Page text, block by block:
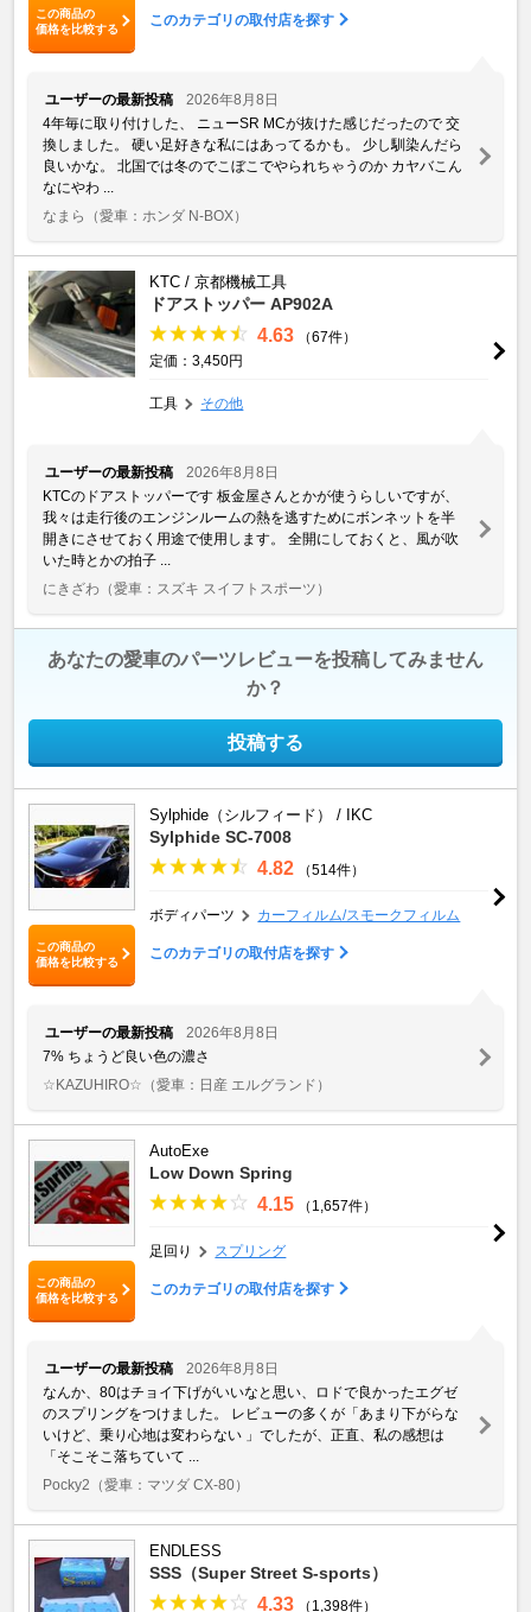
この商品の
価格を比較する
このカテゴリの取付店を探す
ユーザーの最新投稿
2026年8月8日
4年毎に取り付けした、 ニューSR MCが抜けた感じだったので 交
換しました。 硬い足好きな私にはあってるかも。 少し馴染んだら
良いかな。 北国では冬のでこぼこでやられちゃうのか カヤバこん
なにやわ ...
なまら
（愛車：ホンダ N-BOX）
KTC / 京都機械工具
ドアストッパー AP902A
4.63
（67件）
定価：3,450円
工具 その他
ユーザーの最新投稿
2026年8月8日
KTCのドアストッパーです 板金屋さんとかが使うらしいですが、
我々は走行後のエンジンルームの熱を逃すためにボンネットを半
開きにさせておく用途で使用します。 全開にしておくと、風が吹
いた時とかの拍子 ...
にきざわ （愛車：スズキ スイフトスポーツ）
あなたの愛車のパーツレビューを投稿してみません
か？
投稿する
この商品の
価格を比較する
Sylphide（シルフィード） / IKC
Sylphide SC-7008
4.82 （514件）
ボディパーツ カーフィルム/スモークフィルム
このカテゴリの取付店を探す
ユーザーの最新投稿
2026年8月8日
7% ちょうど良い色の濃さ
☆KAZUHIRO☆ （愛車：日産 エルグランド）
この商品の
価格を比較する
AutoExe
Low Down Spring
4.15 （1,657件）
足回り スプリング
このカテゴリの取付店を探す
ユーザーの最新投稿
2026年8月8日
なんか、80はチョイ下げがいいなと思い、ロドで良かったエグゼ
のスプリングをつけました。 レビューの多くが「あまり下がらな
いけど、乗り心地は変わらない 」でしたが、正直、私の感想は
「そこそこ落ちていて ...
Pocky2 （愛車：マツダ CX-80）
ENDLESS
SSS（Super Street S-sports）
4.33
（1,398件）